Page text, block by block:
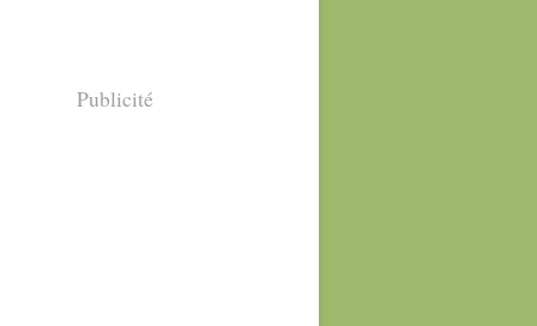
Publicité